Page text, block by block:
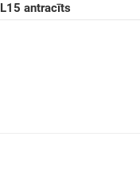
L15 antracīts